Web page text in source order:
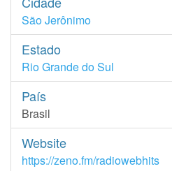
São Jerônimo
Estado
Rio Grande do Sul
País
Brasil
Website
https://zeno.fm/radiowebhits